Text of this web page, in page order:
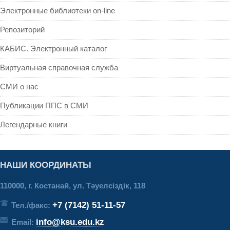
Электронные библиотеки on-line
Репозиторий
КАБИС. Электронный каталог
Виртуальная справочная служба
СМИ о нас
Публикации ППС в СМИ
Легендарные книги
НАШИ КООРДИНАТЫ
110000, г. Костанай, ул. Тәуелсіздік, 118
Тел./факс: +7 (7142) 51-11-57
Email: info@ksu.edu.kz